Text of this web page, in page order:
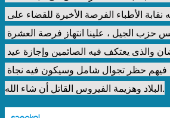
البلاد وهزيمة الفيروس القاتل أن شاء الله.